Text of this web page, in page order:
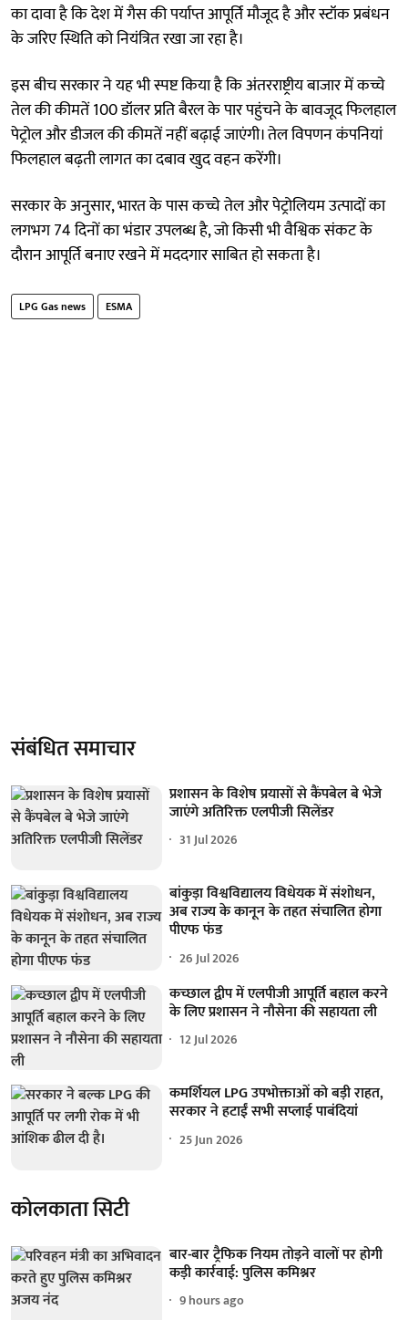
का दावा है कि देश में गैस की पर्याप्त आपूर्ति मौजूद है और स्टॉक प्रबंधन
के जरिए स्थिति को नियंत्रित रखा जा रहा है।
इस बीच सरकार ने यह भी स्पष्ट किया है कि अंतरराष्ट्रीय बाजार में कच्चे
तेल की कीमतें 100 डॉलर प्रति बैरल के पार पहुंचने के बावजूद फिलहाल
पेट्रोल और डीजल की कीमतें नहीं बढ़ाई जाएंगी। तेल विपणन कंपनियां
फिलहाल बढ़ती लागत का दबाव खुद वहन करेंगी।
सरकार के अनुसार, भारत के पास कच्चे तेल और पेट्रोलियम उत्पादों का
लगभग 74 दिनों का भंडार उपलब्ध है, जो किसी भी वैश्विक संकट के
दौरान आपूर्ति बनाए रखने में मददगार साबित हो सकता है।
LPG Gas news ESMA
संबंधित समाचार
प्रशासन के विशेष प्रयासों से कैंपबेल बे भेजे
जाएंगे अतिरिक्त एलपीजी सिलेंडर
31 Jul 2026
बांकुड़ा विश्वविद्यालय विधेयक में संशोधन,
अब राज्य के कानून के तहत संचालित होगा
पीएफ फंड
26 Jul 2026
कच्छाल द्वीप में एलपीजी आपूर्ति बहाल करने
के लिए प्रशासन ने नौसेना की सहायता ली
12 Jul 2026
कमर्शियल LPG उपभोक्ताओं को बड़ी राहत,
सरकार ने हटाईं सभी सप्लाई पाबंदियां
25 Jun 2026
कोलकाता सिटी
बार-बार ट्रैफिक नियम तोड़ने वालों पर होगी
कड़ी कार्रवाई: पुलिस कमिश्नर
9 hours ago